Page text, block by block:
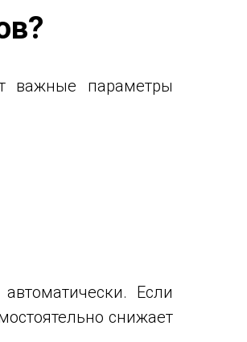
важные параметры
Если
снижает